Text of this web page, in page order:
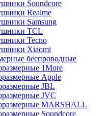
Soundcore
Realme
Samsung
TCL
Tecno
Xiaomi
беспроводные
1More
Apple
JBL
JVC
MARSHALL
Soundcore